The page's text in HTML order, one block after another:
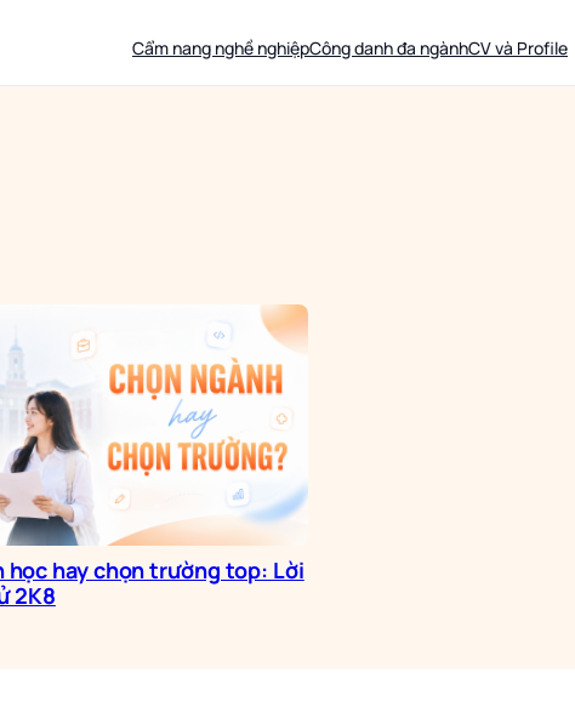
Cẩm nang nghề nghiệpCông danh đa ngànhCV và Profile
học hay chọn trường top: Lời
2K8